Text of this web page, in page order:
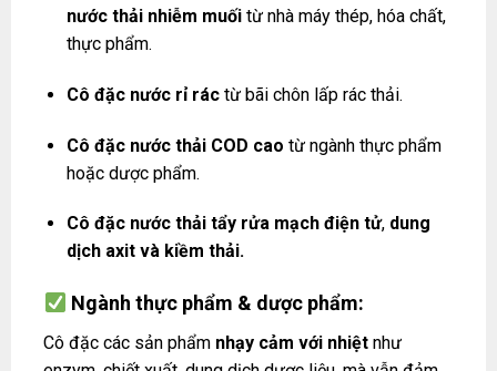
nước thải nhiễm muối từ nhà máy thép, hóa chất,
thực phẩm.
Cô đặc nước rỉ rác từ bãi chôn lấp rác thải.
Cô đặc nước thải COD cao từ ngành thực phẩm
hoặc dược phẩm.
Cô đặc nước thải tẩy rửa mạch điện tử, dung
dịch axit và kiềm thải.
Ngành thực phẩm & dược phẩm:
Cô đặc các sản phẩm nhạy cảm với nhiệt như